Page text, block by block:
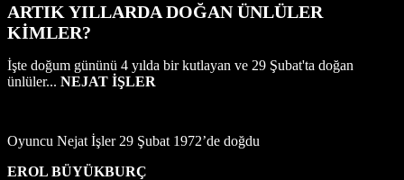
ARTIK YILLARDA DOĞAN ÜNLÜLER
KİMLER?
İşte doğum gününü 4 yılda bir kutlayan ve 29 Şubat'ta doğan
ünlüler... NEJAT İŞLER
Oyuncu Nejat İşler 29 Şubat 1972’de doğdu
EROL BÜYÜKBURÇ